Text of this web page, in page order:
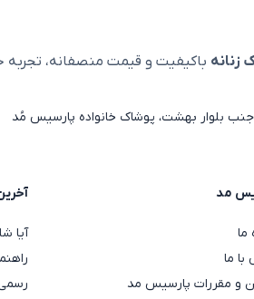
زنانه باکیفیت و قیمت منصفانه، تجربه
بلوار بهشت، پوشاک خانواده پارسیس مُد
مد
ما
ما
و مقررات پارسیس مد
آیا